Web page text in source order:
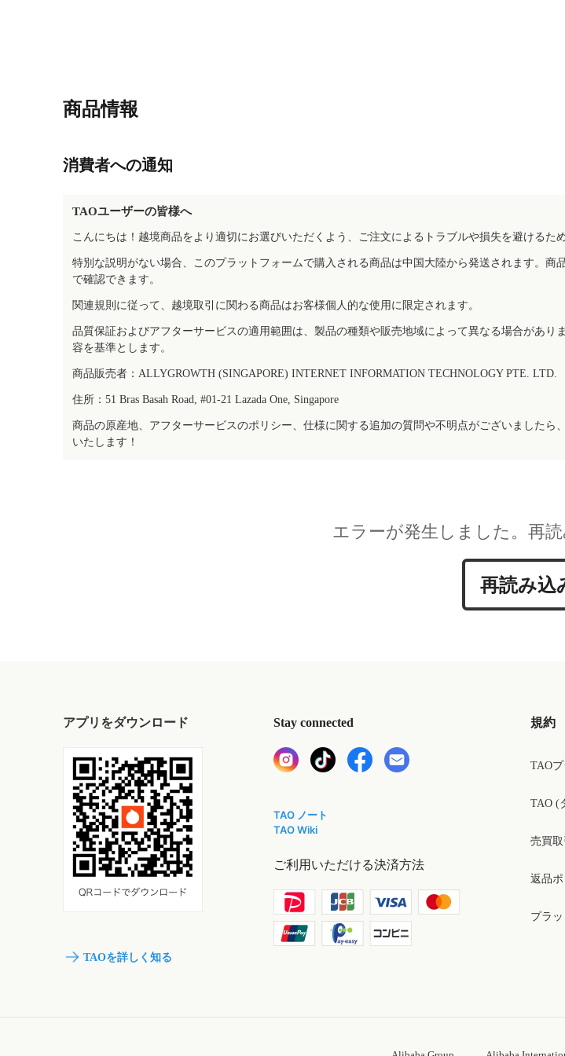
商品情報
消費者への通知
TAOユーザーの皆様へ
こんにちは！越境商品をより適切にお選びいただくよう、ご注文によるトラブルや損失を避けるた
特別な説明がない場合、このプラットフォームで購入される商品は中国大陸から発送されます。
で確認できます。
関連規則に従って、越境取引に関わる商品はお客様個人的な使用に限定されます。
品質保証およびアフターサービスの適用範囲は、製品の種類や販売地域によって異なる場合があ
容を基準とします。
商品販売者：ALLYGROWTH (SINGAPORE) INTERNET INFORMATION TECHNOLOGY PTE. LTD.
住所：51 Bras Basah Road, #01-21 Lazada One, Singapore
商品の原産地、アフターサービスのポリシー、仕様に関する追加の質問や不明点がございました
いたします！
エラーが発生しました。再
再読み込
アプリをダウンロード
TAOを詳しく知る
Stay connected
TAO ノート
TAO Wiki
ご利用いただける決済方法
規約
TAO
TAO (
売買
返品
プラ